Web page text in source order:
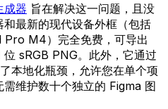
器 旨在解决这一问题，且没
最新的现代设备外框（包括
M4）完全免费，可导出
sRGB PNG。此外，它通过
本地化瓶颈，允许您在单个项
维护数十个独立的 Figma 图